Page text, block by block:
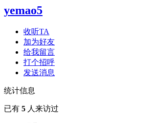
yemao5
收听TA
加为好友
给我留言
打个招呼
发送消息
统计信息
已有 5 人来访过